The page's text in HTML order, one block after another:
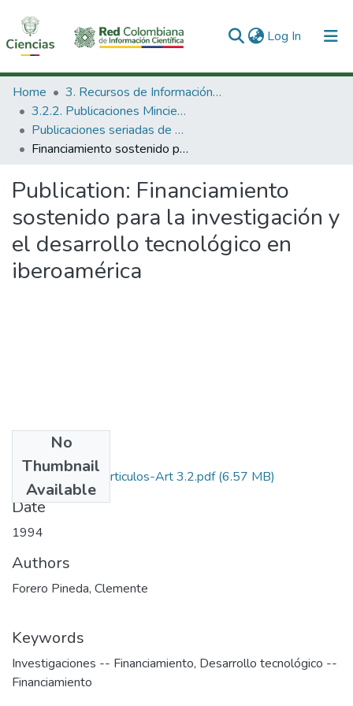
Log In (current)
Communities & Collections
All of DSpace
Statistics
Home
3. Recursos de Información Científica y Tecnológica
3.2.2. Publicaciones Minciencias
Publicaciones seriadas de Minciencias
Financiamiento sostenido para la investigación y el desarrollo tecnológico en iberoamérica
Publication: Financiamiento
sostenido para la investigación y
el desarrollo tecnológico en
iberoamérica
No
Thumbnail
Available
1994-V12-N3-Articulos-Art 3.2.pdf(6.57 MB)
Date
1994
Authors
Forero Pineda, Clemente
Keywords
Investigaciones -- Financiamiento, Desarrollo tecnológico --
Financiamiento